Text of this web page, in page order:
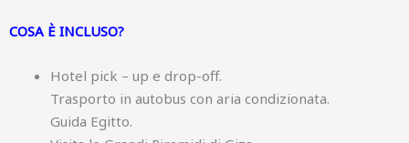
COSA È INCLUSO?
Hotel pick – up e drop-off.
Trasporto in autobus con aria condizionata.
Guida Egitto.